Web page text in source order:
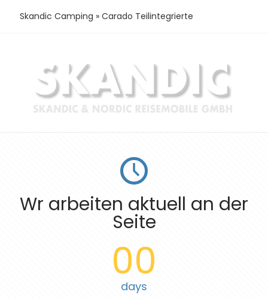
Skandic Camping » Carado Teilintegrierte
Wr arbeiten aktuell an der
Seite
00
days